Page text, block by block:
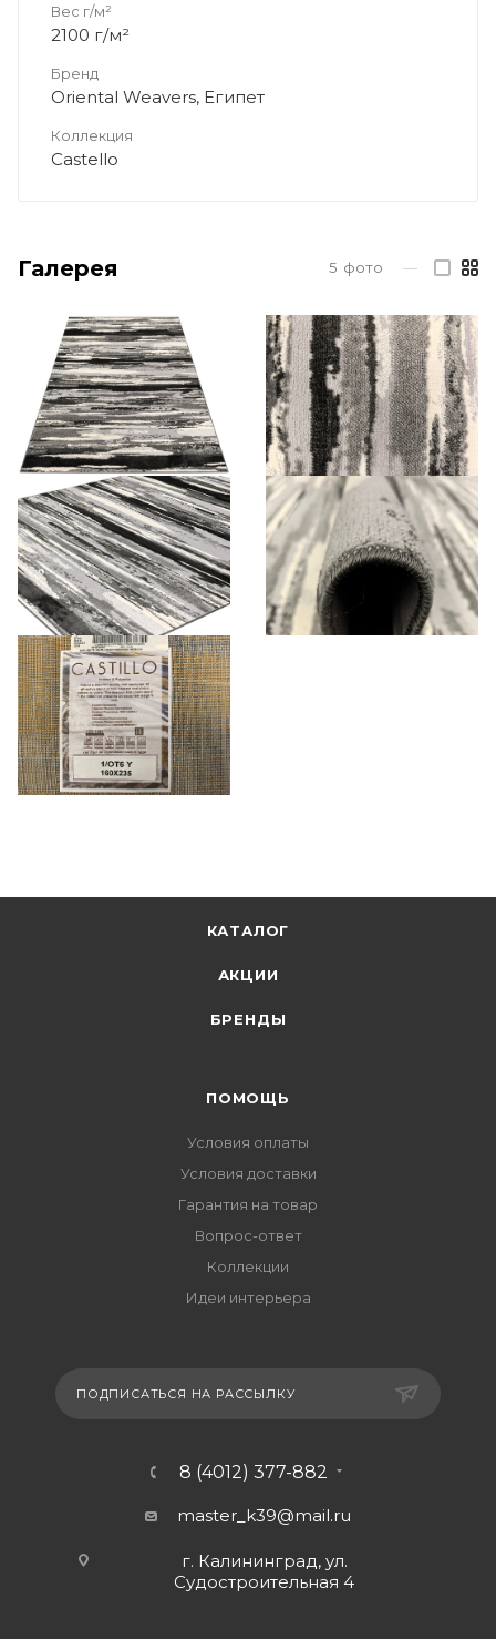
Вес г/м²
2100 г/м²
Бренд
Oriental Weavers, Египет
Коллекция
Castello
Галерея 5 фото —
КАТАЛОГ
АКЦИИ
БРЕНДЫ
ПОМОЩЬ
Условия оплаты
Условия доставки
Гарантия на товар
Вопрос-ответ
Коллекции
Идеи интерьера
ПОДПИСАТЬСЯ НА РАССЫЛКУ
8 (4012) 377-882
master_k39@mail.ru
г. Калининград, ул.
Судостроительная 4